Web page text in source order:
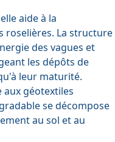
aide à la
roselières. La structure
des vagues et
les dépôts de
leur maturité.
géotextiles
se décompose
au sol et au